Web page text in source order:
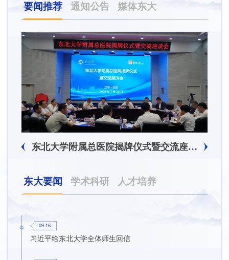
要闻推荐 通知公告 媒体东大
东北大学附属总医院揭牌仪式暨交流座谈会举行
东大要闻 学术科研 人才培养
09-16
习近平给东北大学全体师生回信